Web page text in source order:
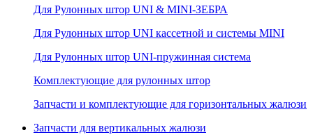
Для Рулонных штор UNI & MINI-ЗЕБРА
Для Рулонных штор UNI кассетной и системы MINI
Для Рулонных штор UNI-пружинная система
Комплектующие для рулонных штор
Запчасти и комплектующие для горизонтальных жалюзи
Запчасти для вертикальных жалюзи